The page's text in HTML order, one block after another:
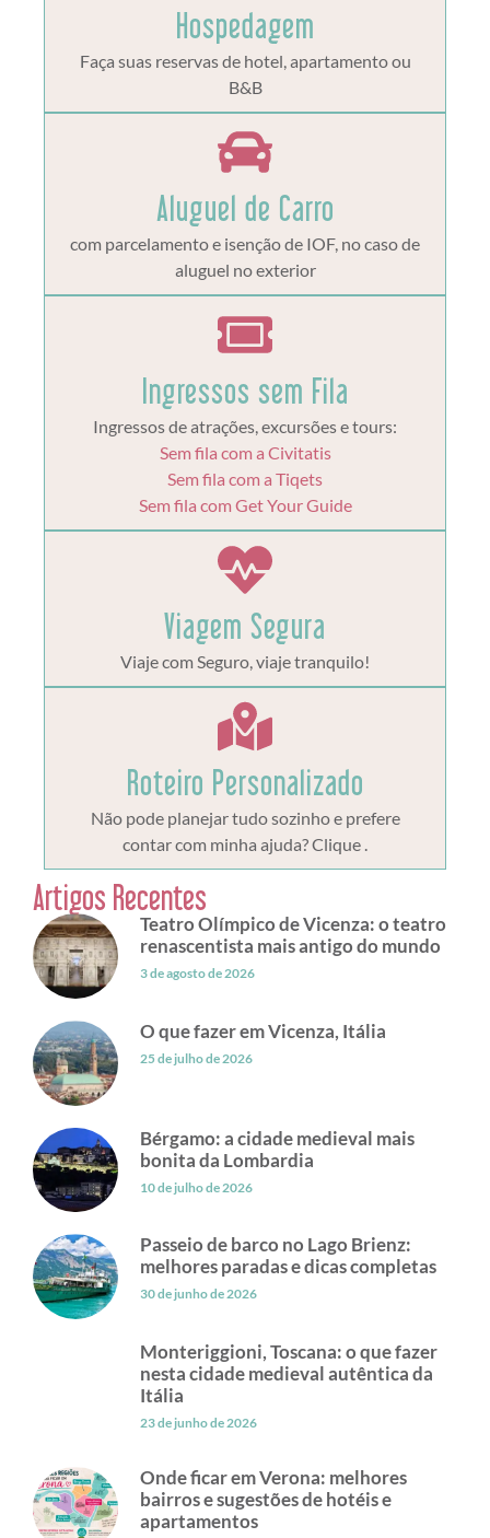
Hospedagem
Faça suas reservas de hotel, apartamento ou
B&B
Aluguel de Carro
com parcelamento e isenção de IOF, no caso de
aluguel no exterior
Ingressos sem Fila
Ingressos de atrações, excursões e tours:
Sem fila com a Civitatis
Sem fila com a Tiqets
Sem fila com Get Your Guide
Viagem Segura
Viaje com Seguro, viaje tranquilo!
Roteiro Personalizado
Não pode planejar tudo sozinho e prefere
contar com minha ajuda? Clique .
Artigos Recentes
Teatro Olímpico de Vicenza: o teatro
renascentista mais antigo do mundo
3 de agosto de 2026
O que fazer em Vicenza, Itália
25 de julho de 2026
Bérgamo: a cidade medieval mais
bonita da Lombardia
10 de julho de 2026
Passeio de barco no Lago Brienz:
melhores paradas e dicas completas
30 de junho de 2026
Monteriggioni, Toscana: o que fazer
nesta cidade medieval autêntica da
Itália
23 de junho de 2026
Onde ficar em Verona: melhores
bairros e sugestões de hotéis e
apartamentos